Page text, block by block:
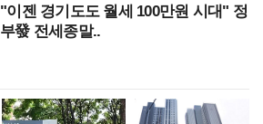
"이젠 경기도도 월세 100만원 시대" 정
부發 전세종말..